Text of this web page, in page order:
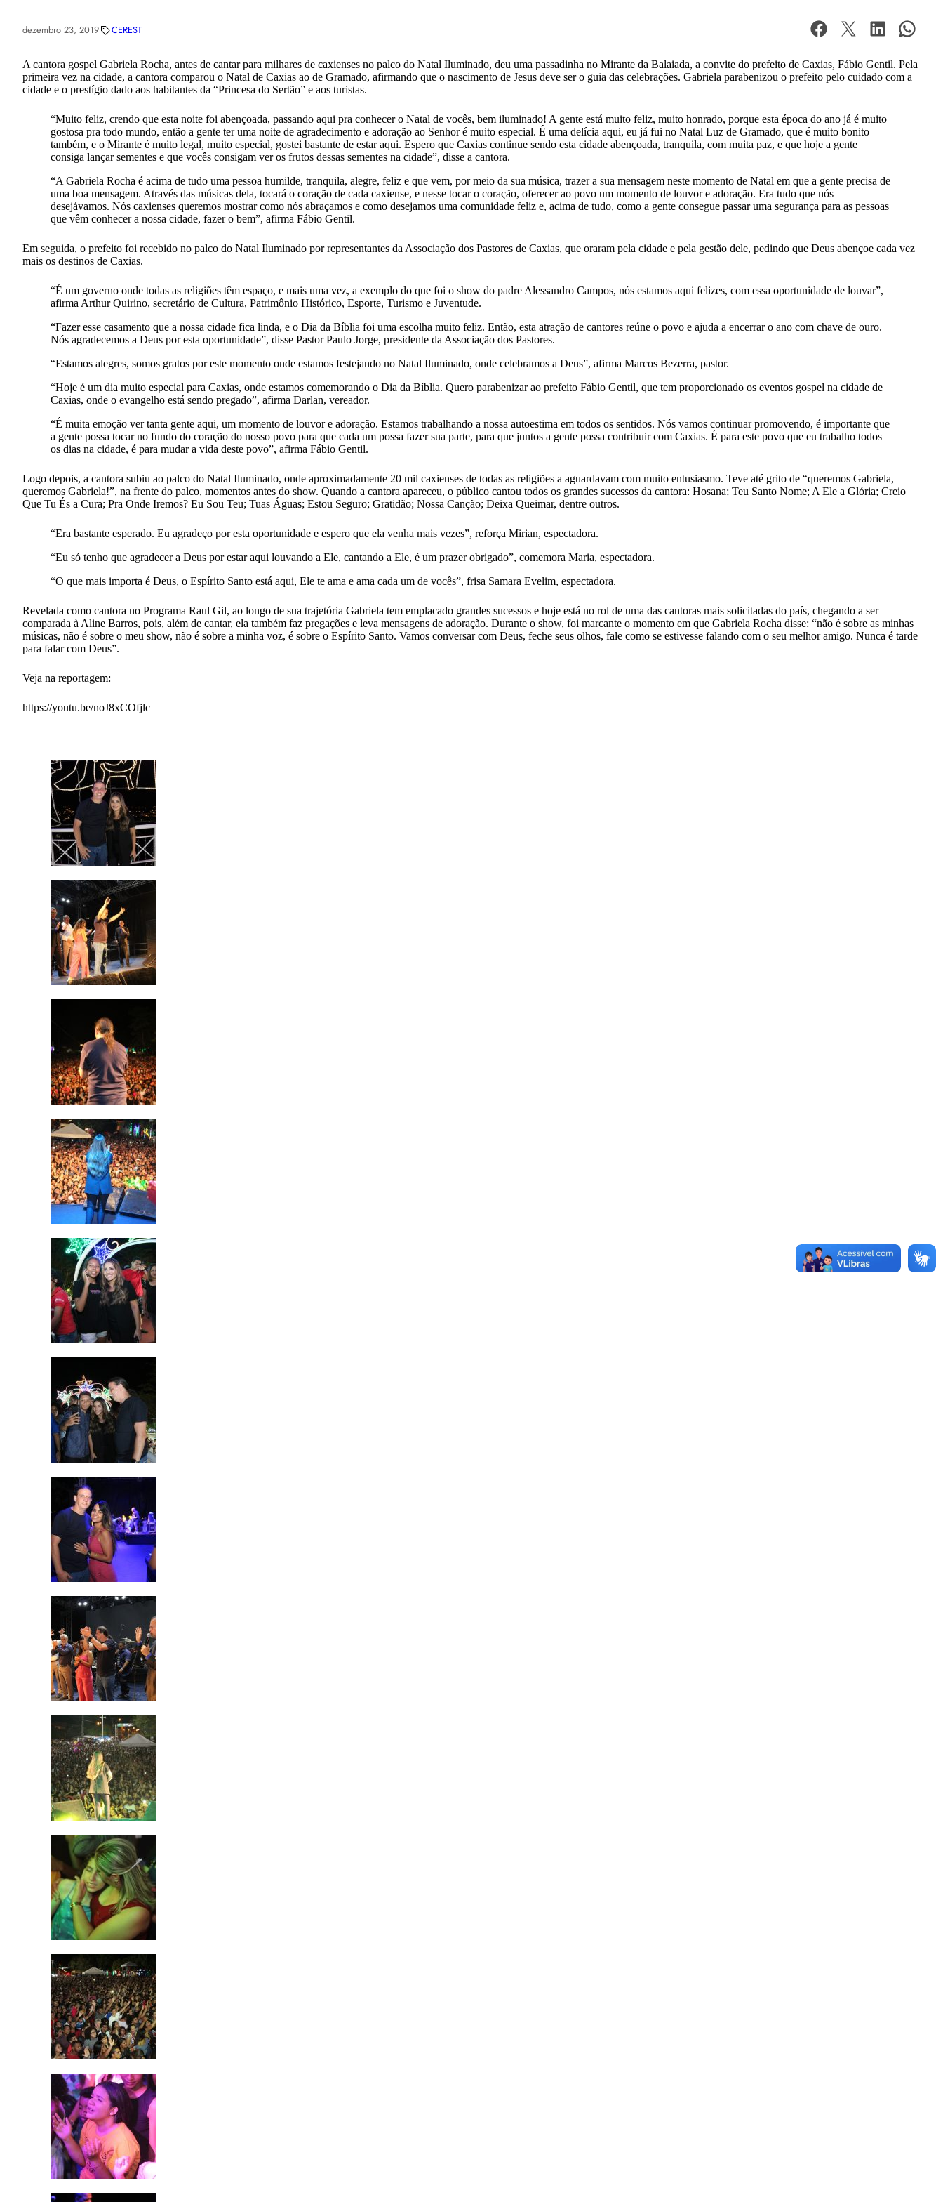
dezembro 23, 2019 CEREST
A cantora gospel Gabriela Rocha, antes de cantar para milhares de caxienses no palco do Natal Iluminado, deu uma passadinha no Mirante da Balaiada, a convite do prefeito de Caxias, Fábio Gentil. Pela
primeira vez na cidade, a cantora comparou o Natal de Caxias ao de Gramado, afirmando que o nascimento de Jesus deve ser o guia das celebrações. Gabriela parabenizou o prefeito pelo cuidado com a
cidade e o prestígio dado aos habitantes da “Princesa do Sertão” e aos turistas.
“Muito feliz, crendo que esta noite foi abençoada, passando aqui pra conhecer o Natal de vocês, bem iluminado! A gente está muito feliz, muito honrado, porque esta época do ano já é muito
gostosa pra todo mundo, então a gente ter uma noite de agradecimento e adoração ao Senhor é muito especial. É uma delícia aqui, eu já fui no Natal Luz de Gramado, que é muito bonito
também, e o Mirante é muito legal, muito especial, gostei bastante de estar aqui. Espero que Caxias continue sendo esta cidade abençoada, tranquila, com muita paz, e que hoje a gente
consiga lançar sementes e que vocês consigam ver os frutos dessas sementes na cidade”, disse a cantora.
“A Gabriela Rocha é acima de tudo uma pessoa humilde, tranquila, alegre, feliz e que vem, por meio da sua música, trazer a sua mensagem neste momento de Natal em que a gente precisa de
uma boa mensagem. Através das músicas dela, tocará o coração de cada caxiense, e nesse tocar o coração, oferecer ao povo um momento de louvor e adoração. Era tudo que nós
desejávamos. Nós caxienses queremos mostrar como nós abraçamos e como desejamos uma comunidade feliz e, acima de tudo, como a gente consegue passar uma segurança para as pessoas
que vêm conhecer a nossa cidade, fazer o bem”, afirma Fábio Gentil.
Em seguida, o prefeito foi recebido no palco do Natal Iluminado por representantes da Associação dos Pastores de Caxias, que oraram pela cidade e pela gestão dele, pedindo que Deus abençoe cada vez
mais os destinos de Caxias.
“É um governo onde todas as religiões têm espaço, e mais uma vez, a exemplo do que foi o show do padre Alessandro Campos, nós estamos aqui felizes, com essa oportunidade de louvar”,
afirma Arthur Quirino, secretário de Cultura, Patrimônio Histórico, Esporte, Turismo e Juventude.
“Fazer esse casamento que a nossa cidade fica linda, e o Dia da Bíblia foi uma escolha muito feliz. Então, esta atração de cantores reúne o povo e ajuda a encerrar o ano com chave de ouro.
Nós agradecemos a Deus por esta oportunidade”, disse Pastor Paulo Jorge, presidente da Associação dos Pastores.
“Estamos alegres, somos gratos por este momento onde estamos festejando no Natal Iluminado, onde celebramos a Deus”, afirma Marcos Bezerra, pastor.
“Hoje é um dia muito especial para Caxias, onde estamos comemorando o Dia da Bíblia. Quero parabenizar ao prefeito Fábio Gentil, que tem proporcionado os eventos gospel na cidade de
Caxias, onde o evangelho está sendo pregado”, afirma Darlan, vereador.
“É muita emoção ver tanta gente aqui, um momento de louvor e adoração. Estamos trabalhando a nossa autoestima em todos os sentidos. Nós vamos continuar promovendo, é importante que
a gente possa tocar no fundo do coração do nosso povo para que cada um possa fazer sua parte, para que juntos a gente possa contribuir com Caxias. É para este povo que eu trabalho todos
os dias na cidade, é para mudar a vida deste povo”, afirma Fábio Gentil.
Logo depois, a cantora subiu ao palco do Natal Iluminado, onde aproximadamente 20 mil caxienses de todas as religiões a aguardavam com muito entusiasmo. Teve até grito de “queremos Gabriela,
queremos Gabriela!”, na frente do palco, momentos antes do show. Quando a cantora apareceu, o público cantou todos os grandes sucessos da cantora: Hosana; Teu Santo Nome; A Ele a Glória; Creio
Que Tu És a Cura; Pra Onde Iremos? Eu Sou Teu; Tuas Águas; Estou Seguro; Gratidão; Nossa Canção; Deixa Queimar, dentre outros.
“Era bastante esperado. Eu agradeço por esta oportunidade e espero que ela venha mais vezes”, reforça Mirian, espectadora.
“Eu só tenho que agradecer a Deus por estar aqui louvando a Ele, cantando a Ele, é um prazer obrigado”, comemora Maria, espectadora.
“O que mais importa é Deus, o Espírito Santo está aqui, Ele te ama e ama cada um de vocês”, frisa Samara Evelim, espectadora.
Revelada como cantora no Programa Raul Gil, ao longo de sua trajetória Gabriela tem emplacado grandes sucessos e hoje está no rol de uma das cantoras mais solicitadas do país, chegando a ser
comparada à Aline Barros, pois, além de cantar, ela também faz pregações e leva mensagens de adoração. Durante o show, foi marcante o momento em que Gabriela Rocha disse: “não é sobre as minhas
músicas, não é sobre o meu show, não é sobre a minha voz, é sobre o Espírito Santo. Vamos conversar com Deus, feche seus olhos, fale como se estivesse falando com o seu melhor amigo. Nunca é tarde
para falar com Deus”.
Veja na reportagem:
https://youtu.be/noJ8xCOfjlc